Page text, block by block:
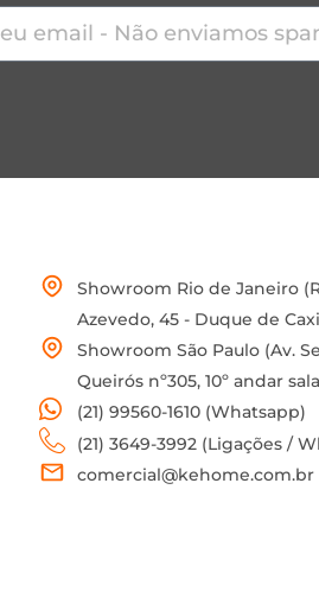
Showroom Rio de Janeiro
Azevedo, 45 - Duque de
Showroom São Paulo (Av.
Queirós nº305, 10º andar
(21) 99560-1610 (Whatsapp)
(21) 3649-3992 (Ligações /
comercial@kehome.com.br